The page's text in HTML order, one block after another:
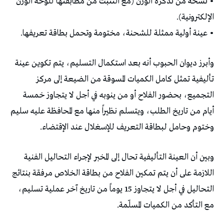
الإلكترونية).
• عينة أولية ممثلة للشحنة، مختومة وتحمل بطاقة تعريفها.
وأبرز ديوان الحبوب أنه بعد استكمال التسليم، يتم تكوين عينة
تأليفية تمثل كامل الكميات المسوقة من الضيعة إلى مركز
التجميع، بحضور الفلاح أو من ينوبه في أجل لا يتجاوز خمسة
أيام من تاريخ الطلب، ويتسلم نظيراً منها مع المحافظة عليه سليم
وختوم وحامل لبطاقة التعريف للإسغلال عند الإقتضاء.
وبين أن العينة التأليفية تحال إلى المخبر لإجراء التحاليل الفنية
اللازمة على أن يتم تمكين الفلاح من بطاقة الخلاص مرفقة بنتائج
التحاليل في أجل لا يتجاوز 15 يوماً من تاريخ آخر عملية تسليم،
مع التأكد من الكميات المسلّمة.